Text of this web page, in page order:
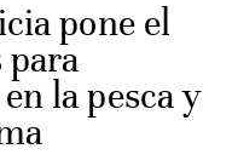
pone el
para
la pesca y